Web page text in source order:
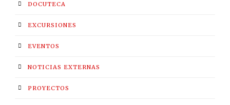
DOCUTECA
EXCURSIONES
EVENTOS
NOTICIAS EXTERNAS
PROYECTOS